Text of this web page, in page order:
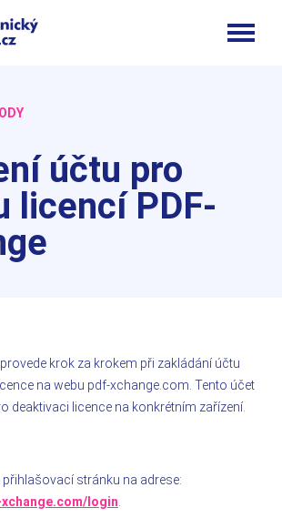
účtu pro
licencí PDF-
krok za krokem při zakládání účtu
na webu pdf-xchange.com. Tento účet
deaktivaci licence na konkrétním zařízení.
přihlašovací stránku na adrese:
login